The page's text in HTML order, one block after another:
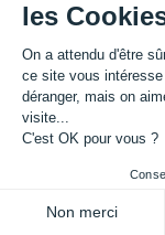
Connecteur
les
On a attendu d'être
ce site vous
déranger, mais on
visite...
C'est OK pour vous ?
Non merci